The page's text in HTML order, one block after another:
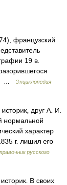
французский
19 в.
…
Энциклопедия
друг А. И.
нормальной
характер
г. лишил его
русского
В своих